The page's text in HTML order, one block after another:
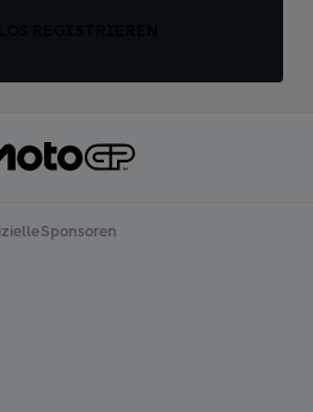
Sponsoren